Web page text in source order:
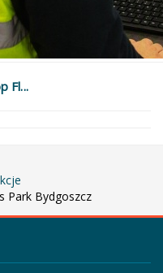
Fl...
Park Bydgoszcz